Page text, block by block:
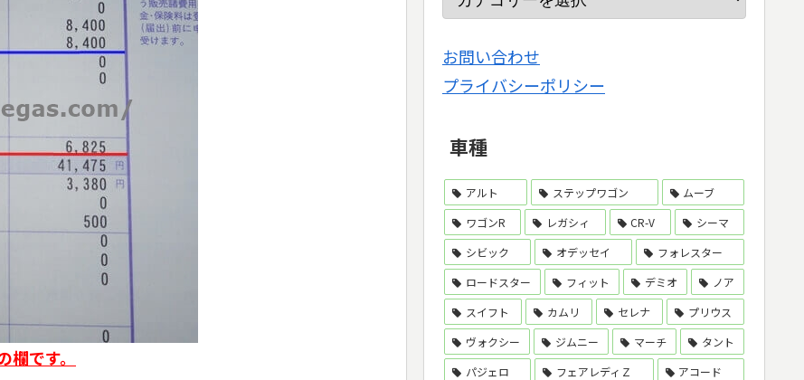
です。
お問い合わせ
プライバシーポリシー
車種
アルト ステップワゴン
ムーブ
ワゴンR
レガシィ CR-V
シーマ
シビック
オデッセイ
フォレスター
ロードスター
フィット デミオ
ノア
スイフト
カムリ セレナ
プリウス
ヴォクシー
ジムニー マーチ
タント
パジェロ
フェアレディＺ
アコード